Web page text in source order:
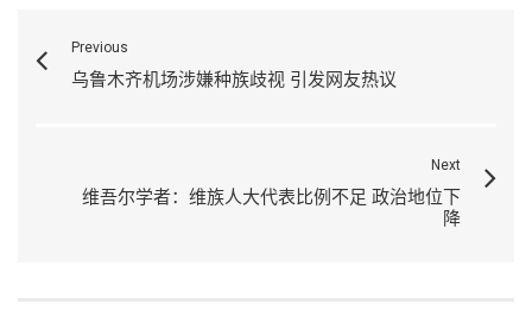
Previous
乌鲁木齐机场涉嫌种族歧视 引发网友热议
Next
维吾尔学者：维族人大代表比例不足 政治地位下
降